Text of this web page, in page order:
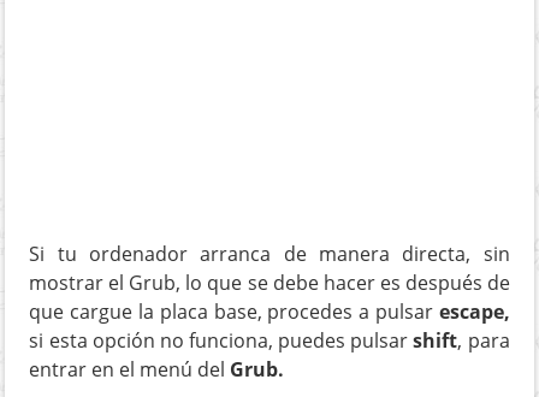
Si tu ordenador arranca de manera directa, sin
mostrar el Grub, lo que se debe hacer es después de
que cargue la placa base, procedes a pulsar escape,
si esta opción no funciona, puedes pulsarshift, para
entrar en el menú del Grub.